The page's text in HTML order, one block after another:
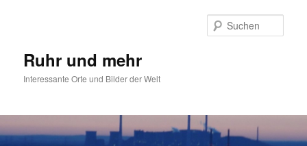
Ruhr und mehr
Interessante Orte und Bilder der Welt